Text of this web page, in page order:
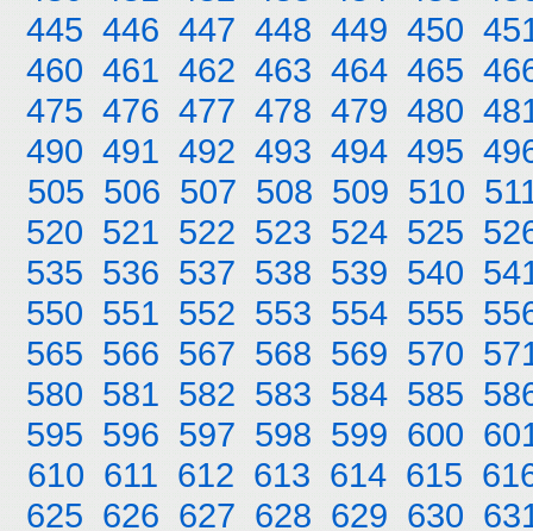
445 446 447 448 449 450
460 461 462 463 464 465
475 476 477 478 479 480
490 491 492 493 494 495
505 506 507 508 509 510
520 521 522 523 524 525
535 536 537 538 539 540
550 551 552 553 554 555
565 566 567 568 569 570
580 581 582 583 584 585
595 596 597 598 599 600
610 611 612 613 614 615
625 626 627 628 629 630